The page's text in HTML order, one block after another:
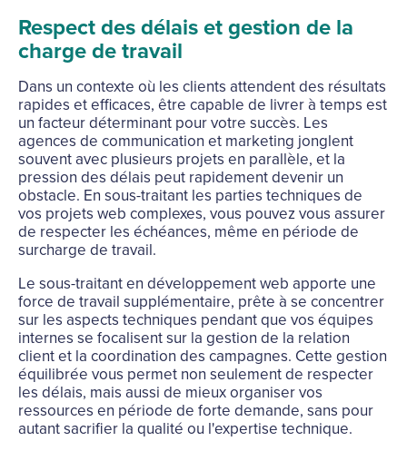
Respect des délais et gestion de la
charge de travail
Dans un contexte où les clients attendent des résultats
rapides et efficaces, être capable de livrer à temps est
un facteur déterminant pour votre succès. Les
agences de communication et marketing jonglent
souvent avec plusieurs projets en parallèle, et la
pression des délais peut rapidement devenir un
obstacle. En sous-traitant les parties techniques de
vos projets web complexes, vous pouvez vous assurer
de respecter les échéances, même en période de
surcharge de travail.
Le sous-traitant en développement web apporte une
force de travail supplémentaire, prête à se concentrer
sur les aspects techniques pendant que vos équipes
internes se focalisent sur la gestion de la relation
client et la coordination des campagnes. Cette gestion
équilibrée vous permet non seulement de respecter
les délais, mais aussi de mieux organiser vos
ressources en période de forte demande, sans pour
autant sacrifier la qualité ou l'expertise technique.